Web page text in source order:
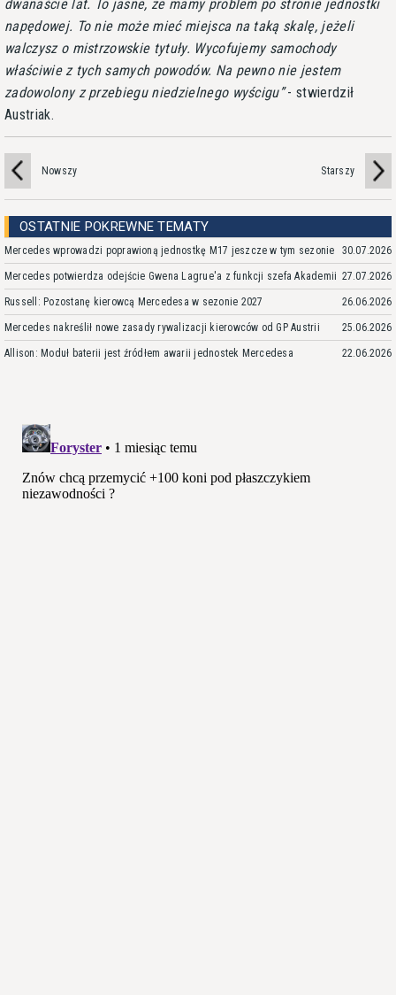
dwanaście lat. To jasne, że mamy problem po stronie jednostki
napędowej. To nie może mieć miejsca na taką skalę, jeżeli
walczysz o mistrzowskie tytuły. Wycofujemy samochody
właściwie z tych samych powodów. Na pewno nie jestem
zadowolony z przebiegu niedzielnego wyścigu - stwierdził
Austriak.
Nowszy Starszy
OSTATNIE POKREWNE TEMATY
Mercedes wprowadzi poprawioną jednostkę M17 jeszcze w tym sezonie 30.07.2026
Mercedes potwierdza odejście Gwena Lagrue'a z funkcji szefa Akademii 27.07.2026
Russell: Pozostanę kierowcą Mercedesa w sezonie 2027 26.06.2026
Mercedes nakreślił nowe zasady rywalizacji kierowców od GP Austrii 25.06.2026
Allison: Moduł baterii jest źródłem awarii jednostek Mercedesa 22.06.2026